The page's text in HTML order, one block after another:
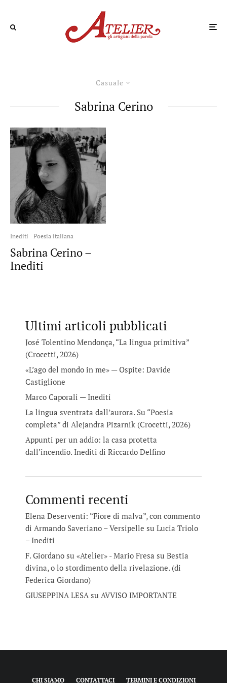
Casuale
Sabrina Cerino
Inediti Poesia italiana
Sabrina Cerino –
Inediti
Ultimi articoli pubblicati
José Tolentino Mendonça, “La lingua primitiva”
(Crocetti, 2026)
«L’ago del mondo in me» — Ospite: Davide
Castiglione
Marco Caporali — Inediti
La lingua sventrata dall’aurora. Su “Poesia
completa” di Alejandra Pizarnik (Crocetti, 2026)
Appunti per un addio: la casa protetta
dall’incendio. Inediti di Riccardo Delfino
Commenti recenti
Elena Deserventi: “Fiore di malva”, con commento
di Armando Saveriano – Versipelle su Lucia Triolo
– Inediti
F. Giordano su «Atelier» - Mario Fresa su Bestia
divina, o lo stordimento della rivelazione. (di
Federica Giordano)
GIUSEPPINA LESAsu AVVISO IMPORTANTE
CHI SIAMO CONTATTACI TERMINI E CONDIZIONI